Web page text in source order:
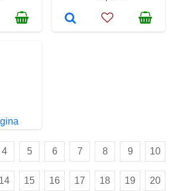
4 5 6 7 8 9 10
14 15 16 17 18 19 20